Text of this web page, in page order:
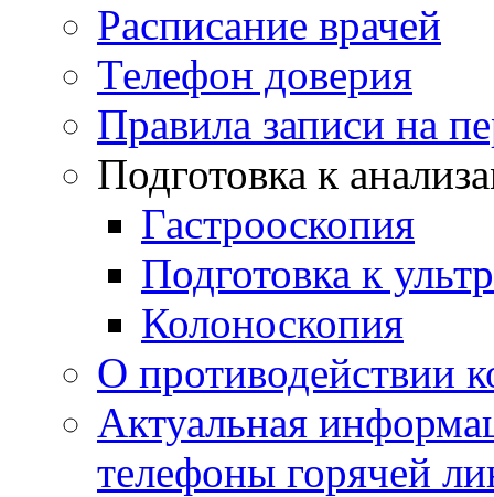
Расписание врачей
Телефон доверия
Правила записи на
Подготовка к
Гастрооскопия
Подготовка к
Колоноскопия
О противодействии
Актуальная
телефоны горячей